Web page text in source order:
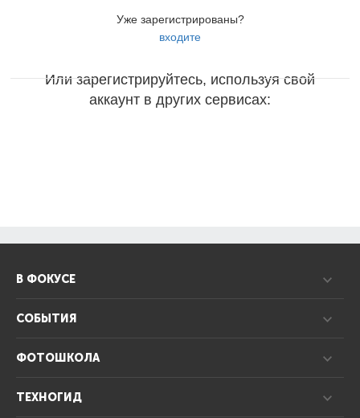
Уже зарегистрированы?
входите
Или зарегистрируйтесь, используя свой
аккаунт в других сервисах:
В ФОКУСЕ
СОБЫТИЯ
ФОТОШКОЛА
ТЕХНОГИД